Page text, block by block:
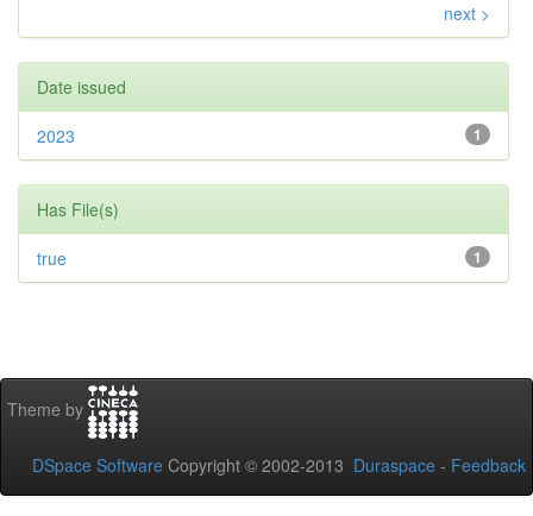
next >
Date issued
1
2023
Has File(s)
1
true
Theme by
DSpace Software Copyright © 2002-2013 Duraspace - Feedback